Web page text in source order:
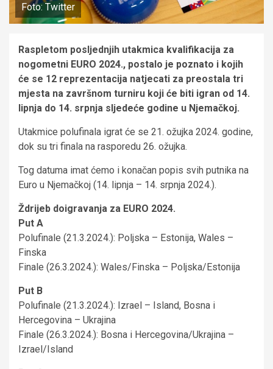
Foto: Twitter
Raspletom posljednjih utakmica kvalifikacija za
nogometni EURO 2024., postalo je poznato i kojih
će se 12 reprezentacija natjecati za preostala tri
mjesta na završnom turniru koji će biti igran od 14.
lipnja do 14. srpnja sljedeće godine u Njemačkoj.
Utakmice polufinala igrat će se 21. ožujka 2024. godine,
dok su tri finala na rasporedu 26. ožujka.
Tog datuma imat ćemo i konačan popis svih putnika na
Euro u Njemačkoj (14. lipnja – 14. srpnja 2024.).
Ždrijeb doigravanja za EURO 2024.
Put A
Polufinale (21.3.2024.): Poljska – Estonija, Wales –
Finska
Finale (26.3.2024.): Wales/Finska – Poljska/Estonija
Put B
Polufinale (21.3.2024.): Izrael – Island, Bosna i
Hercegovina – Ukrajina
Finale (26.3.2024.): Bosna i Hercegovina/Ukrajina –
Izrael/Island